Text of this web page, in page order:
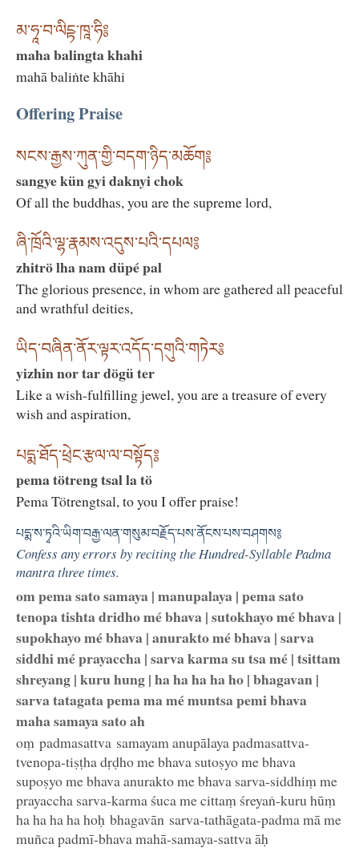
མ་ཧཱ་བ་ལིངྟ་ཁཱ་ཧི༔
maha balingta khahi
mahā baliṅte khāhi
Offering Praise
སངས་རྒྱས་ཀུན་གྱི་བདག་ཉིད་མཆོག༔
sangye kün gyi daknyi chok
Of all the buddhas, you are the supreme lord,
ཞི་ཁྲོའི་ལྷ་རྣམས་འདུས་པའི་དཔལ༔
zhitrö lha nam düpé pal
The glorious presence, in whom are gathered all peaceful
and wrathful deities,
ཡིད་བཞིན་ནོར་ལྟར་འདོད་དགུའི་གཏེར༔
yizhin nor tar dögü ter
Like a wish-fulfilling jewel, you are a treasure of every
wish and aspiration,
པདྨ་ཐོད་ཕྲེང་རྩལ་ལ་བསྟོད༔
pema tötreng tsal la tö
Pema Tötrengtsal, to you I offer praise!
པདྨ་ས་ཏྭའི་ཡིག་བརྒྱ་ལན་གསུམ་བརྗོད་པས་ནོངས་པས་བཤགས༔
Confess any errors by reciting the Hundred-Syllable Padma
mantra three times.
om pema sato samaya | manupalaya | pema sato
tenopa tishta dridho mé bhava | sutokhayo mé bhava |
supokhayo mé bhava | anurakto mé bhava | sarva
siddhi mé prayaccha | sarva karma su tsa mé | tsittam
shreyang | kuru hung | ha ha ha ha ho | bhagavan |
sarva tatagata pema ma mé muntsa pemi bhava
maha samaya sato ah
oṃ padmasattva samayam anupālaya padmasattva-
tvenopa-tiṣṭha dṛḍho me bhava sutoṣyo me bhava
supoṣyo me bhava anurakto me bhava sarva-siddhiṃ me
prayaccha sarva-karma śuca me cittaṃ śreyaṅ-kuru hūṃ
ha ha ha ha hoḥ bhagavān sarva-tathāgata-padma mā me
muñca padmī-bhava mahā-samaya-sattva āḥ